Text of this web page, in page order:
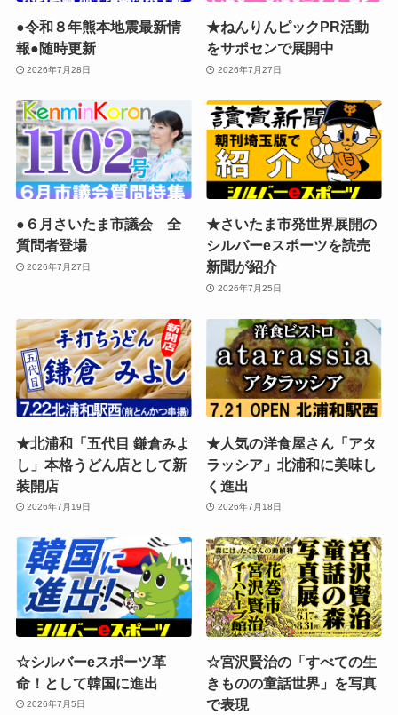
●令和８年熊本地震最新情
報●随時更新
2026年7月28日
★ねんりんピックPR活動
をサポセンで展開中
2026年7月27日
●６月さいたま市議会 全
質問者登場
2026年7月27日
★さいたま市発世界展開の
シルバーeスポーツを読売
新聞が紹介
2026年7月25日
★北浦和「五代目 鎌倉みよ
し」本格うどん店として新
装開店
2026年7月19日
★人気の洋食屋さん「アタ
ラッシア」北浦和に美味し
く進出
2026年7月18日
☆シルバーeスポーツ革
命！として韓国に進出
2026年7月5日
☆宮沢賢治の「すべての生
きものの童話世界」を写真
で表現